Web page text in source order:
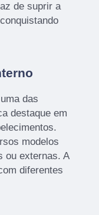
de suprir a
das
destaque em
modelos
ou externas. A
diferentes